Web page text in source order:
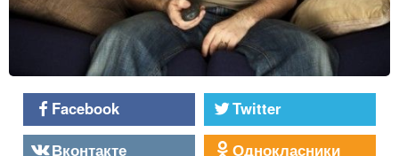
Facebook
Twitter
Вконтакте
Однокласники